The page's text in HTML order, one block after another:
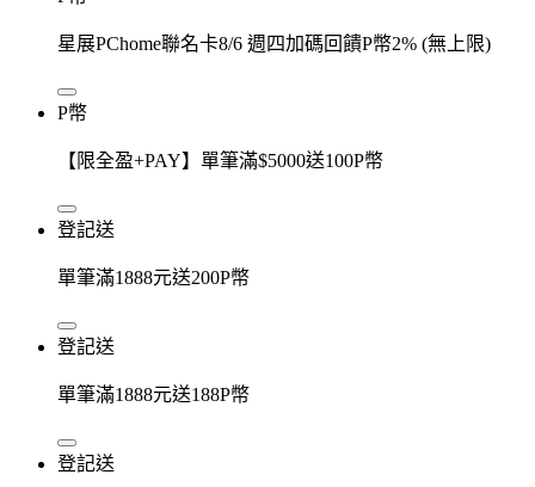
星展PChome聯名卡8/6 週四加碼回饋P幣2% (無上限)
P幣
【限全盈+PAY】單筆滿$5000送100P幣
登記送
單筆滿1888元送200P幣
登記送
單筆滿1888元送188P幣
登記送